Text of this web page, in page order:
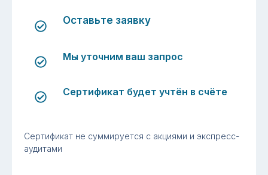
Оставьте заявку
Мы уточним ваш запрос
Сертификат будет учтён в счёте
Сертификат не суммируется с акциями и экспресс-
аудитами